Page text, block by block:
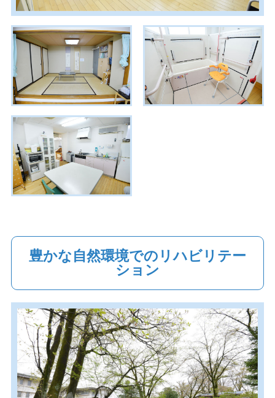
豊かな自然環境でのリハビリテー
ション